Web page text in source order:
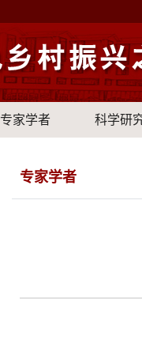
专家学者 科学研
专家学者